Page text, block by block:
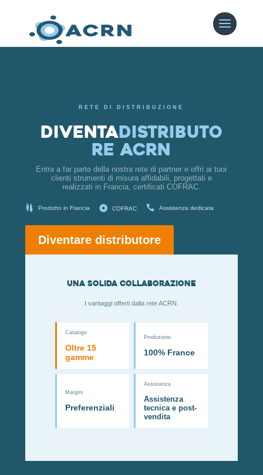
RETE DI DISTRIBUZIONE
Diventadistributo
re ACRN
Entra a far parte della nostra rete di partner e offri ai tuoi
clienti strumenti di misura affidabili, progettati e
realizzati in Francia, certificati COFRAC.
 Prodotto in Francia  COFRAC  Assistenza dedicata
Diventare distributore
Una solida collaborazione
I vantaggi offerti dalla rete ACRN.
Catalogo
Oltre 15
gamme
Produzione
100% France
Margini
Preferenziali
Assistenza
Assistenza
tecnica e post-
vendita